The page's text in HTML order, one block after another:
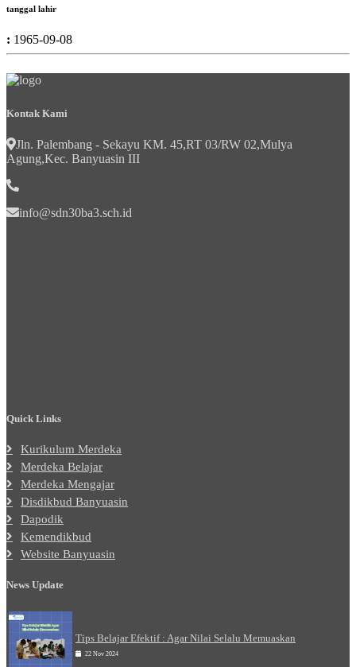
tanggal lahir
: 1965-09-08
Kontak Kami
Jln. Palembang - Sekayu KM. 45,RT 03/RW 02,Mulya
Agung,Kec. Banyuasin III
info@sdn30ba3.sch.id
Quick Links
Kurikulum Merdeka
Merdeka Belajar
Merdeka Mengajar
Disdikbud Banyuasin
Dapodik
Kemendikbud
Website Banyuasin
News Update
Tips Belajar Efektif : Agar Nilai Selalu Memuaskan
22 Nov 2024